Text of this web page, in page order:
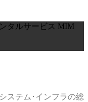
タルサービス MIM
ステム･インフラの総